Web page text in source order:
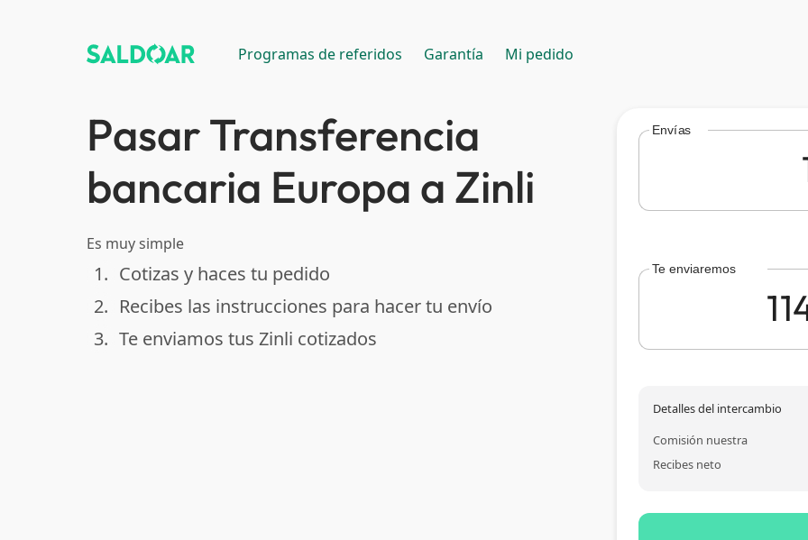
Programas de referidos Garantía Mi pedido
Pasar Transferencia
bancaria Europa a Zinli
Es muy simple
done
1. Cotizas y haces tu pedido
done
2. Recibes las instrucciones para hacer tu envío
done
3. Te enviamos tus Zinli cotizados
Envías
Te enviaremos
Detalles del intercambio
Comisión nuestra
Recibes neto